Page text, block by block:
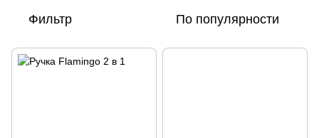
Фильтр По популярности